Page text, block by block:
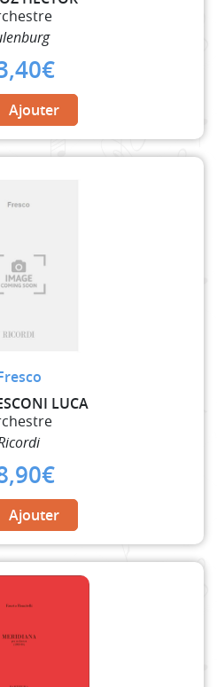
€
Ajouter
LUCA
€
Ajouter